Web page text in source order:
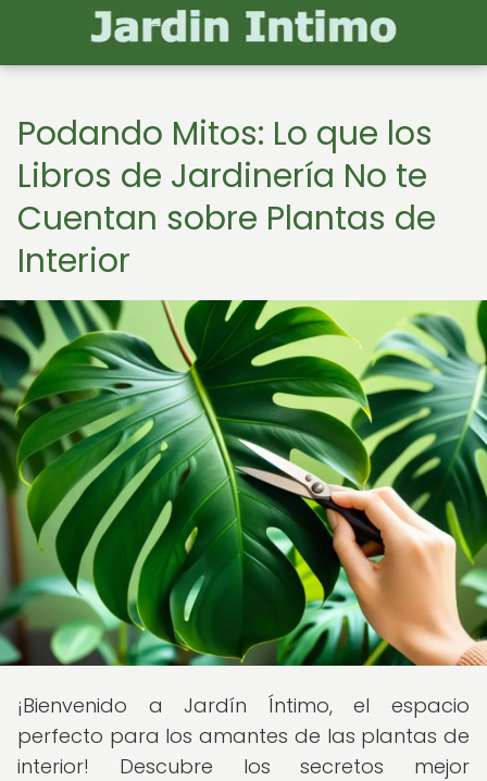
Podando Mitos: Lo que los
Libros de Jardinería No te
Cuentan sobre Plantas de
Interior
¡Bienvenido a Jardín Íntimo, el espacio
perfecto para los amantes de las plantas de
interior! Descubre los secretos mejor